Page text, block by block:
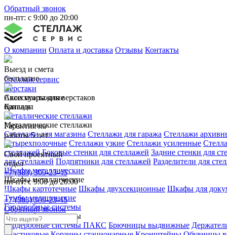
Обратный звонок
пн-пт: с 9:00 до 20:00
О компании Оплата и доставка Отзывы Контакты
Выезд и смета
бесплатно
Свои монтажные
бригады
Гарантия на
работы 5 лет
Свой проектный
отдел
+7 (383) 309-23-45
пн-пт: с 9:00 до 20:00
+7 (383) 309-23-45
Обратный звонок
Стеллаж сервис
Верстаки
Аксессуары для верстаков
Каталог
Металлические стеллажи
Металлические стеллажи
Стеллажи для магазина Стеллажи для гаража Стеллажи
четырехполочные Стеллажи узкие Стеллажи усиленные
стеллажей Боковые стенки для стеллажей Задние стенки для
для стеллажей Подпятники для стеллажей Разделители для
Шкафы металлические
Шкафы металлические
Шкафы картотечные Шкафы двухсекционные Шкафы для
Тумбы медицинские
Гардеробные системы
Гардеробные системы
Гардеробные системы ПАКС Брючницы выдвижные